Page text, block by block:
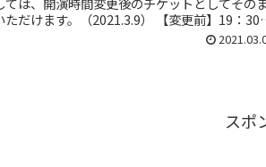
ただけます。（2021.3.9） 【変更前】19：30
スポ